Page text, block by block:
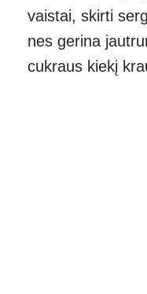
vaistai, skirti
nes gerina
cukraus kiekį